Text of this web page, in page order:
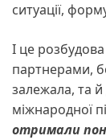
ситуації,
І це
партнерами,
залежала, та
міжнародної
отримали